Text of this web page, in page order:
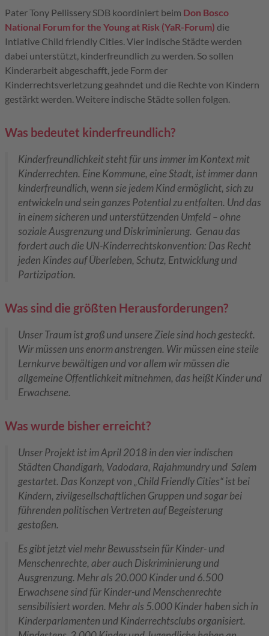
Pater Tony Pellissery SDB koordiniert beim Don Bosco
National Forum for the Young at Risk (YaR-Forum) die
Intiative Child friendly Cities. Vier indische Städte werden
dabei unterstützt, kinderfreundlich zu werden. So sollen
Kinderarbeit abgeschafft, jede Form der
Kinderrechtsverletzung geahndet und die Rechte von Kindern
gestärkt werden. Weitere indische Städte sollen folgen.
Was bedeutet kinderfreundlich?
Kinderfreundlichkeit steht für uns immer im Kontext mit
Kinderrechten. Eine Kommune, eine Stadt, ist immer dann
kinderfreundlich, wenn sie jedem Kind ermöglicht, sich zu
entwickeln und sein ganzes Potential zu entfalten. Und das
in einem sicheren und unterstützenden Umfeld – ohne
soziale Ausgrenzung und Diskriminierung. Genau das
fordert auch die UN-Kinderrechtskonvention: Das Recht
jeden Kindes auf Überleben, Schutz, Entwicklung und
Partizipation.
Was sind die größten Herausforderungen?
Unser Traum ist groß und unsere Ziele sind hoch gesteckt.
Wir müssen uns enorm anstrengen. Wir müssen eine steile
Lernkurve bewältigen und vor allem wir müssen die
allgemeine Öffentlichkeit mitnehmen, das heißt Kinder und
Erwachsene.
Was wurde bisher erreicht?
Unser Projekt ist im April 2018 in den vier indischen
Städten Chandigarh, Vadodara, Rajahmundry und Salem
gestartet. Das Konzept von „Child Friendly Cities“ ist bei
Kindern, zivilgesellschaftlichen Gruppen und sogar bei
führenden politischen Vertreten auf Begeisterung
gestoßen.
Es gibt jetzt viel mehr Bewusstsein für Kinder- und
Menschenrechte, aber auch Diskriminierung und
Ausgrenzung. Mehr als 20.000 Kinder und 6.500
Erwachsene sind für Kinder-und Menschenrechte
sensibilisiert worden. Mehr als 5.000 Kinder haben sich in
Kinderparlamenten und Kinderrechtsclubs organisiert.